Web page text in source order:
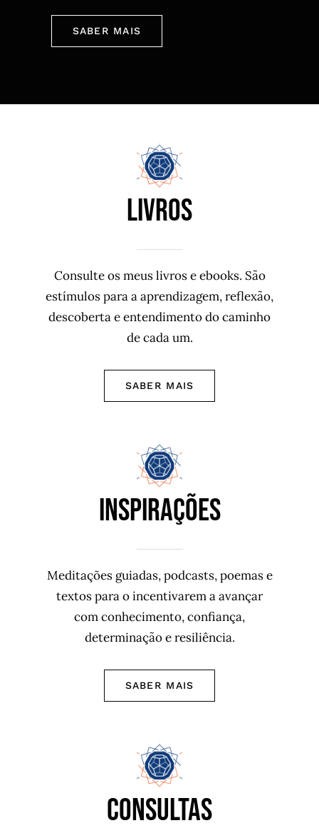
SABER MAIS
livros
Consulte os meus livros e ebooks. São
estímulos para a aprendizagem, reflexão,
descoberta e entendimento do caminho
de cada um.
SABER MAIS
INSPIRAÇÕES
Meditações guiadas, podcasts, poemas e
textos para o incentivarem a avançar
com conhecimento, confiança,
determinação e resiliência.
SABER MAIS
CONSULTAS